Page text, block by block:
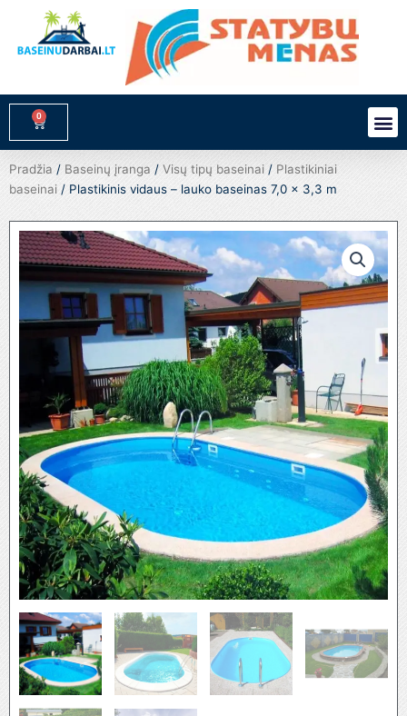
turinio
0
Cart
Pradžia / Baseinų įranga / Visų tipų baseinai / Plastikiniai
baseinai / Plastikinis vidaus – lauko baseinas 7,0 x 3,3 m